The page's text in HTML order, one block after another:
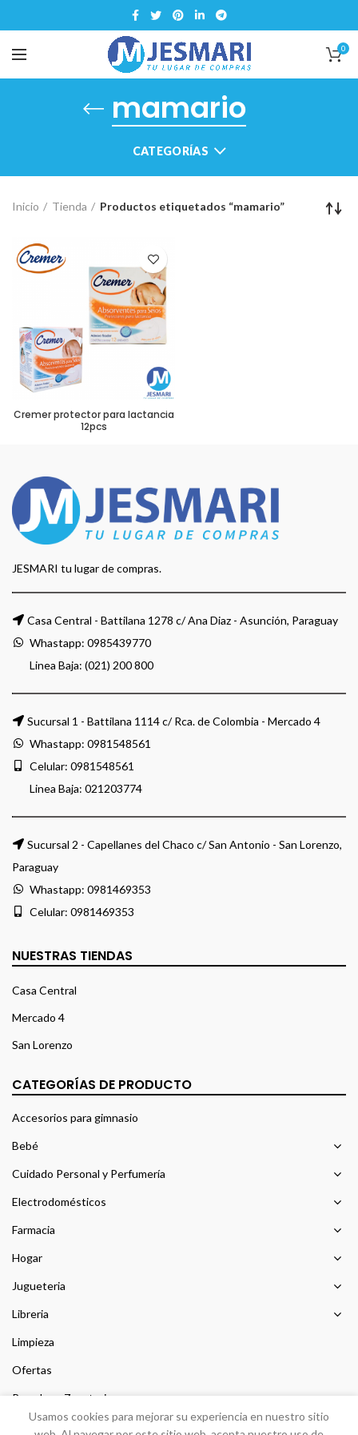
0
mamario
CATEGORÍAS
Inicio Tienda Productos etiquetados “mamario”
Cremer protector para lactancia
12pcs
JESMARI tu lugar de compras.
Casa Central - Battilana 1278 c/ Ana Diaz - Asunción, Paraguay
Whastapp: 0985439770
Linea Baja: (021) 200 800
Sucursal 1 - Battilana 1114 c/ Rca. de Colombia - Mercado 4
Whastapp: 0981548561
Celular: 0981548561
Linea Baja: 021203774
Sucursal 2 - Capellanes del Chaco c/ San Antonio - San Lorenzo,
Paraguay
Whastapp: 0981469353
Celular: 0981469353
NUESTRAS TIENDAS
Casa Central
Mercado 4
San Lorenzo
CATEGORÍAS DE PRODUCTO
Accesorios para gimnasio
Bebé
Cuidado Personal y Perfumería
Electrodomésticos
Farmacia
Hogar
Jugueteria
Libreria
Limpieza
Ofertas
Prendas y Zapateria
Usamos cookies para mejorar su experiencia en nuestro sitio